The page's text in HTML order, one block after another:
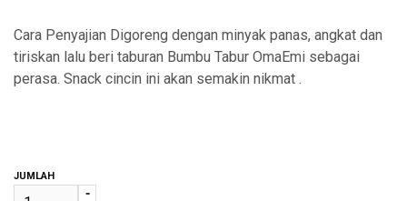
Cara Penyajian Digoreng dengan minyak panas, angkat dan
tiriskan lalu beri taburan Bumbu Tabur OmaEmi sebagai
perasa. Snack cincin ini akan semakin nikmat .
JUMLAH
-